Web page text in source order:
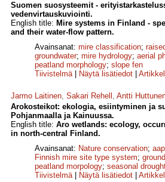
Suomen suosysteemit -
vedenvirtauskuviointi.
English title: Mire systems in Finland -
and their water-flow pattern.
Avainsanat: mire classification;
groundwater; mire hydrology; aerial
peatland morphology; slope fen
Tiivistelmä| Näytä lisätiedot
Jarmo Laitinen, Sakari Rehell , Antti
Arokosteikot: ekologia, esiintyminen ja
Pohjanmaalla ja Kainuussa.
English title: Aro wetlands: ecology,
in north-central Finland.
Avainsanat: Nature conservation;
Finnish mire site type system;
peatland morpology; seasonal
Tiivistelmä| Näytä lisätiedot